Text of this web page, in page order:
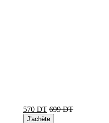
570 DT 699 DT
J'achète